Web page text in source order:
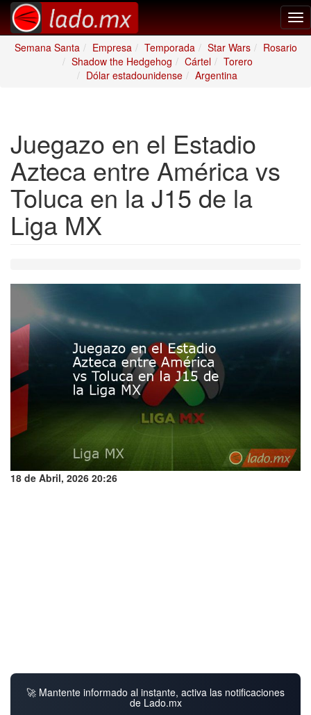
Semana Santa
Empresa Temporada Star Wars
Rosario
Shadow the Hedgehog
Cártel
Torero
Dólar estadounidense
Argentina
Juegazo en el Estadio
Azteca entre América vs
Toluca en la J15 de la
Liga MX
18 de Abril, 2026 20:26
🚀 Mantente informado al instante, activa las notificaciones
de Lado.mx